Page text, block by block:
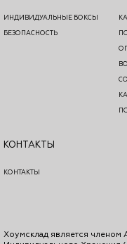
ИНДИВИДУАЛЬНЫЕ БОКСЫ
БЕЗОПАСНОСТЬ
КОНТАКТЫ
КОНТАКТЫ
Хоумсклад является членом